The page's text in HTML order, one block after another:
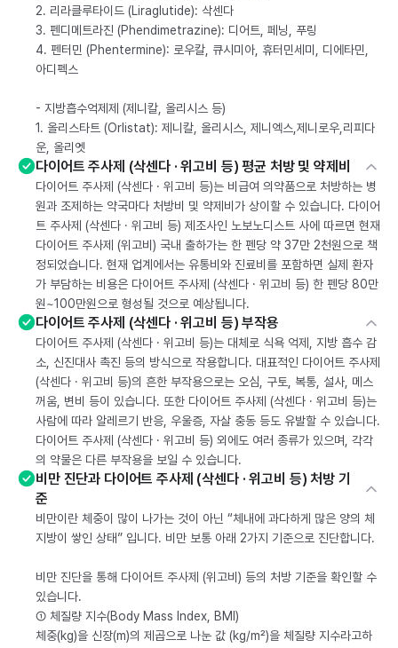
2. 리라클루타이드 (Liraglutide): 삭센다
3. 펜디메트라진 (Phendimetrazine): 디어트, 페닝, 푸링
4. 펜터민 (Phentermine): 로우칼, 큐시미아, 휴터민세미, 디에타민,
아디펙스
- 지방흡수억제제 (제니칼, 올리시스 등)
1. 올리스타트 (Orlistat): 제니칼, 올리시스, 제니엑스,제니로우,리피다
운, 올리엣
다이어트 주사제 (삭센다 · 위고비 등) 평균 처방 및 약제비
다이어트 주사제 (삭센다 · 위고비 등)는 비급여 의약품으로 처방하는 병
원과 조제하는 약국마다 처방비 및 약제비가 상이할 수 있습니다. 다이어
트 주사제 (삭센다 · 위고비 등) 제조사인 노보노디스트 사에 따르면 현재
다이어트 주사제 (위고비) 국내 출하가는 한 펜당 약 37만 2천원으로 책
정되었습니다. 현재 업계에서는 유통비와 진료비를 포함하면 실제 환자
가 부담하는 비용은 다이어트 주사제 (삭센다 · 위고비 등) 한 펜당 80만
원~100만원으로 형성될 것으로 예상됩니다.
다이어트 주사제 (삭센다 · 위고비 등) 부작용
다이어트 주사제 (삭센다 · 위고비 등)는 대체로 식욕 억제, 지방 흡수 감
소, 신진대사 촉진 등의 방식으로 작용합니다. 대표적인 다이어트 주사제
(삭센다 · 위고비 등)의 흔한 부작용으로는 오심, 구토, 복통, 설사, 메스
꺼움, 변비 등이 있습니다. 또한 다이어트 주사제 (삭센다 · 위고비 등)는
사람에 따라 알레르기 반응, 우울증, 자살 충동 등도 유발할 수 있습니다.
다이어트 주사제 (삭센다 · 위고비 등) 외에도 여러 종류가 있으며, 각각
의 약물은 다른 부작용을 보일 수 있습니다.
비만 진단과 다이어트 주사제 (삭센다 · 위고비 등) 처방 기
준
비만이란 체중이 많이 나가는 것이 아닌 “체내에 과다하게 많은 양의 체
지방이 쌓인 상태” 입니다. 비만 보통 아래 2가지 기준으로 진단합니다.
비만 진단을 통해 다이어트 주사제 (위고비) 등의 처방 기준을 확인할 수
있습니다.
① 체질량 지수(Body Mass Index, BMI)
체중(kg)을 신장(m)의 제곱으로 나눈 값 (kg/m²)을 체질량 지수라고하